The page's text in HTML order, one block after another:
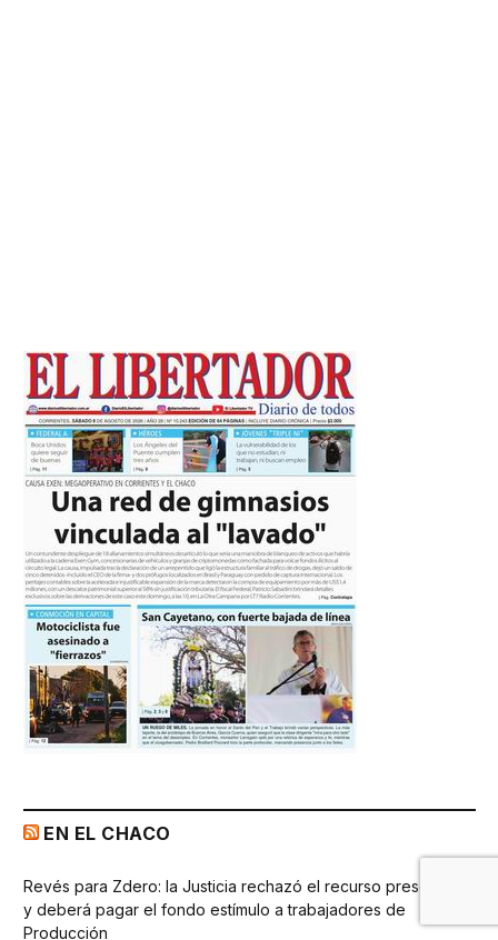
EN EL CHACO
Revés para Zdero: la Justicia rechazó el recurso presentado
y deberá pagar el fondo estímulo a trabajadores de
Producción